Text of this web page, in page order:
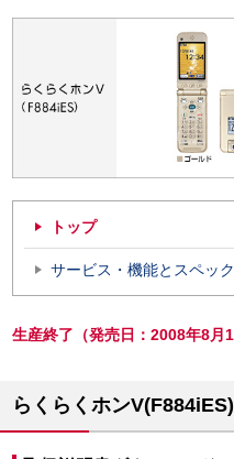
トップ
サービス・機能とスペック
生産終了（発売日：2008年8月1
らくらくホン